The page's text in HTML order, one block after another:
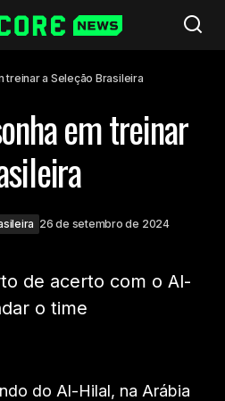
treinar a Seleção Brasileira
em treinar
26 de setembro de 2024
do Al-Hilal, na Arábia